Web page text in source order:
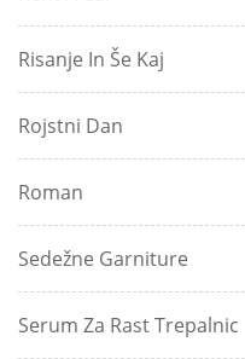
Risanje In Še Kaj
Rojstni Dan
Roman
Sedežne Garniture
Serum Za Rast Trepalnic